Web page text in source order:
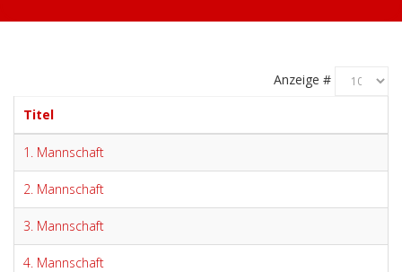
Anzeige #
Titel
1. Mannschaft
2. Mannschaft
3. Mannschaft
4. Mannschaft